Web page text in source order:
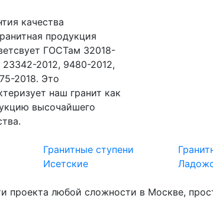
качества
продукция
ГОСТам 32018-
23342-2012, 9480-2012,
2018. Это
наш гранит как
высочайшего
Гранитные ступени
Исетские
проекта любой сложности в Москве,